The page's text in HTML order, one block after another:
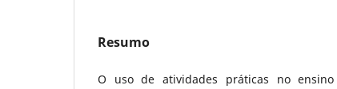
Resumo
O uso de atividades práticas no